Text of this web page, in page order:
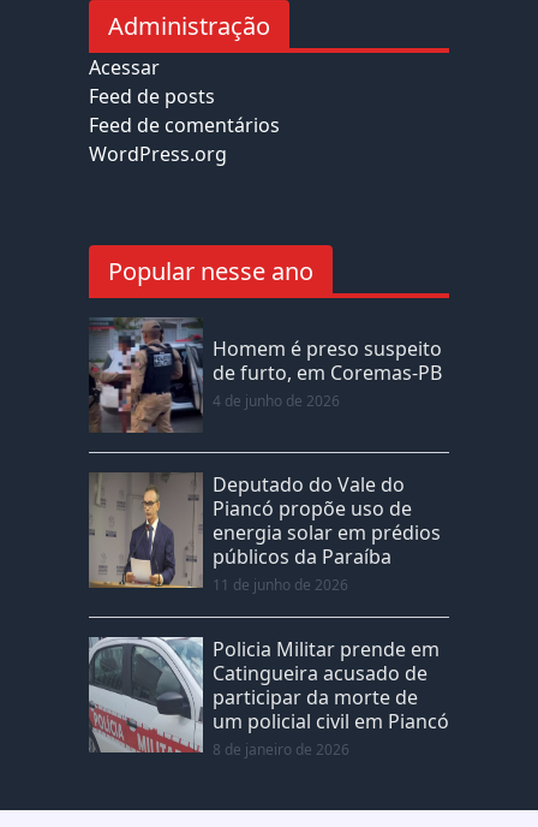
Administração
Acessar
Feed de posts
Feed de comentários
WordPress.org
Popular nesse ano
Homem é preso suspeito
de furto, em Coremas-PB
4 de junho de 2026
Deputado do Vale do
Piancó propõe uso de
energia solar em prédios
públicos da Paraíba
11 de junho de 2026
Policia Militar prende em
Catingueira acusado de
participar da morte de
um policial civil em Piancó
8 de janeiro de 2026